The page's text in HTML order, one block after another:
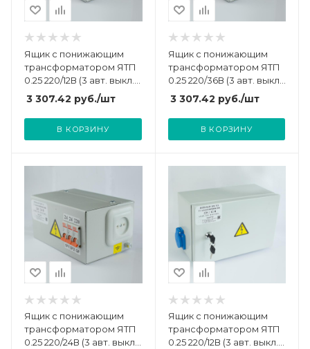
Ящик с понижающим
трансформатором ЯТП
0.25 220/12В (3 авт. выкл.)
Кострома
ОС0000002359
3 307.42 руб./шт
В КОРЗИНУ
Ящик с понижающим
трансформатором ЯТП
0.25 220/36В (3 авт. выкл.)
Кострома
ОС0000002367
3 307.42 руб./шт
В КОРЗИНУ
Ящик с понижающим
трансформатором ЯТП
0.25 220/24В (3 авт. выкл.)
Ящик с понижающим
трансформатором ЯТП
0.25 220/12В (3 авт. выкл.)